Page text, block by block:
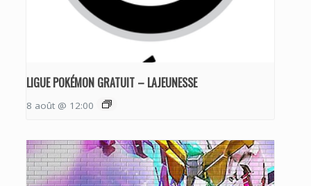
LIGUE POKÉMON GRATUIT – LAJEUNESSE
8 août @ 12:00